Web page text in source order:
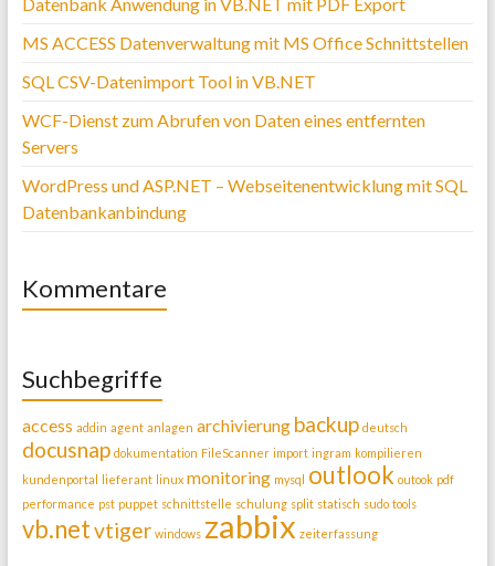
MS ACCESS Datenverwaltung mit MS Office Schnittstellen
SQL CSV-Datenimport Tool in VB.NET
WCF-Dienst zum Abrufen von Daten eines entfernten
Servers
WordPress und ASP.NET – Webseitenentwicklung mit SQL
Datenbankanbindung
Kommentare
Suchbegriffe
access addin agent anlagen archivierung backup deutsch
docusnap dokumentation FileScanner import ingram kompilieren
kundenportal lieferant linux monitoring mysql outlook outook pdf
performance pst puppet schnittstelle schulung split statisch sudo tools
vb.netvtiger windows zabbix zeiterfassung